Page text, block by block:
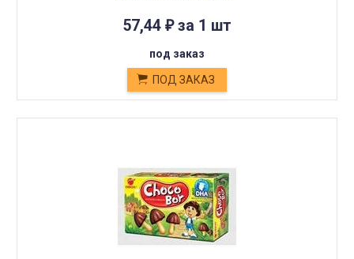
57,44 ₽за 1 шт
под заказ
ПОД ЗАКАЗ